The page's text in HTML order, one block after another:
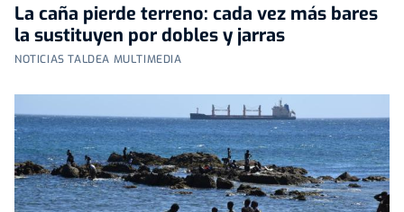
La caña pierde terreno: cada vez más bares
la sustituyen por dobles y jarras
NOTICIAS TALDEA MULTIMEDIA